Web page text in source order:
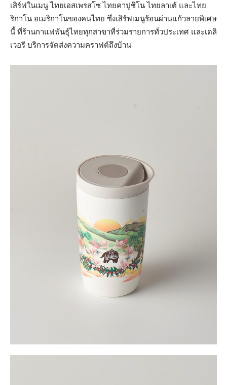
เสิร์ฟในเมนู ไทยเอสเพรสโซ ไทยคาปูชิโน ไทยลาเต้ และไทย
ริกาโน อเมริกาโนของคนไทย ซึ่งเสิร์ฟเมนูร้อนผ่านแก้วลายพิเศษ
นี้ ที่ร้านกาแฟพันธุ์ไทยทุกสาขาที่ร่วมรายการทั่วประเทศ และเดลิ
เวอรี บริการจัดส่งความคราฟต์ถึงบ้าน